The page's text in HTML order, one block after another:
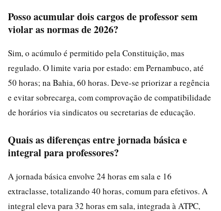
Posso acumular dois cargos de professor sem
violar as normas de 2026?
Sim, o acúmulo é permitido pela Constituição, mas
regulado. O limite varia por estado: em Pernambuco, até
50 horas; na Bahia, 60 horas. Deve-se priorizar a regência
e evitar sobrecarga, com comprovação de compatibilidade
de horários via sindicatos ou secretarias de educação.
Quais as diferenças entre jornada básica e
integral para professores?
A jornada básica envolve 24 horas em sala e 16
extraclasse, totalizando 40 horas, comum para efetivos. A
integral eleva para 32 horas em sala, integrada à ATPC,